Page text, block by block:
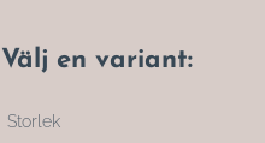
Välj en variant:
Storlek